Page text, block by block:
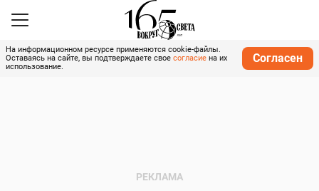
На информационном ресурсе применяются cookie-файлы.
Оставаясь на сайте, вы подтверждаете свое согласие на их
использование.
Согласен